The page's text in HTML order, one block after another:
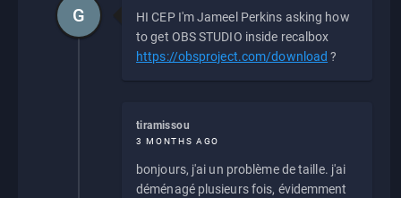
HI CEP I'm Jameel Perkins asking how
to get OBS STUDIO inside recalbox
https://obsproject.com/download ?
G
tiramissou
3 MONTHS AGO
bonjours, j'ai un problème de taille. j'ai
déménagé plusieurs fois, évidemment